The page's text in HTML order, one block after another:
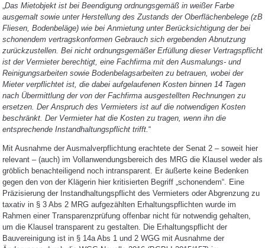
Das Mietobjekt ist bei Beendigung ordnungsgemäß in weißer Farbe
ausgemalt sowie unter Herstellung des Zustands der Oberflächenbelege (zB
Fliesen, Bodenbeläge) wie bei Anmietung unter Berücksichtigung der bei
schonendem vertragskonformen Gebrauch sich ergebenden Abnutzung
zurückzustellen. Bei nicht ordnungsgemäßer Erfüllung dieser Vertragspflicht
ist der Vermieter berechtigt, eine Fachfirma mit den Ausmalungs- und
Reinigungsarbeiten sowie Bodenbelagsarbeiten zu betrauen, wobei der
Mieter verpflichtet ist, die dabei aufgelaufenen Kosten binnen 14 Tagen
nach Übermittlung der von der Fachfirma ausgestellten Rechnungen zu
ersetzen. Der Anspruch des Vermieters ist auf die notwendigen Kosten
beschränkt. Der Vermieter hat die Kosten zu tragen, wenn ihn die
entsprechende Instandhaltungspflicht trifft. “
Mit Ausnahme der Ausmalverpflichtung erachtete der Senat 2 – soweit hier
relevant – (auch) im Vollanwendungsbereich des MRG die Klausel weder als
gröblich benachteiligend noch intransparent. Er äußerte keine Bedenken
gegen den von der Klägerin hier kritisierten Begriff „schonendem“. Eine
Präzisierung der Instandhaltungspflicht des Vermieters oder Abgrenzung zu
taxativ in § 3 Abs 2 MRG aufgezählten Erhaltungspflichten wurde im
Rahmen einer Transparenzprüfung offenbar nicht für notwendig gehalten,
um die Klausel transparent zu gestalten. Die Erhaltungspflicht der
Bauvereinigung ist in § 14a Abs 1 und 2 WGG mit Ausnahme der